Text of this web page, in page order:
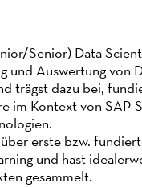
Senior) Data
und Auswertung von
trägst dazu bei,
im Kontext von SAP
erste bzw.
und hast
gesammelt.